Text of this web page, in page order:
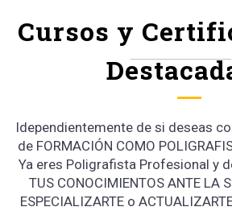
Cursos y
Idependientemente de si deseas
de FORMACIÓN COMO
Ya eres Poligrafista Profesional y
TUS CONOCIMIENTOS ANTE LA
ESPECIALIZARTE o